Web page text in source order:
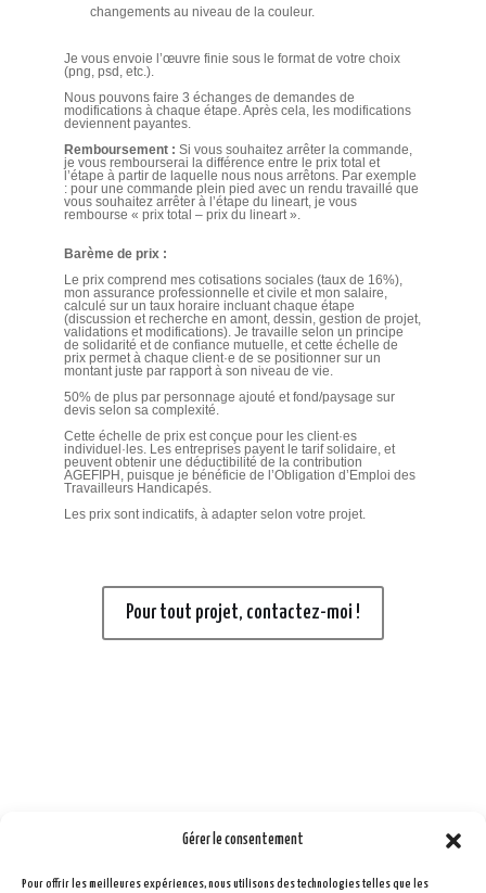
Gérer le consentement
Pour offrir les meilleures expériences, nous utilisons des technologies telles que les
changements au niveau de la couleur.
Je vous envoie l’œuvre finie sous le format de votre choix
(png, psd, etc.).
Nous pouvons faire 3 échanges de demandes de
modifications à chaque étape. Après cela, les modifications
deviennent payantes.
Remboursement :Si vous souhaitez arrêter la commande,
je vous rembourserai la différence entre le prix total et
l’étape à partir de laquelle nous nous arrêtons. Par exemple
: pour une commande plein pied avec un rendu travaillé que
vous souhaitez arrêter à l’étape du lineart, je vous
rembourse « prix total – prix du lineart ».
Barème de prix :
Le prix comprend mes cotisations sociales (taux de 16%),
mon assurance professionnelle et civile et mon salaire,
calculé sur un taux horaire incluant chaque étape
(discussion et recherche en amont, dessin, gestion de projet,
validations et modifications). Je travaille selon un principe
de solidarité et de confiance mutuelle, et cette échelle de
prix permet à chaque client·e de se positionner sur un
montant juste par rapport à son niveau de vie.
50% de plus par personnage ajouté et fond/paysage sur
devis selon sa complexité.
Cette échelle de prix est conçue pour les client·es
individuel·les. Les entreprises payent le tarif solidaire, et
peuvent obtenir une déductibilité de la contribution
AGEFIPH, puisque je bénéficie de l’Obligation d’Emploi des
Travailleurs Handicapés.
Les prix sont indicatifs, à adapter selon votre projet.
Pour tout projet, contactez-moi !